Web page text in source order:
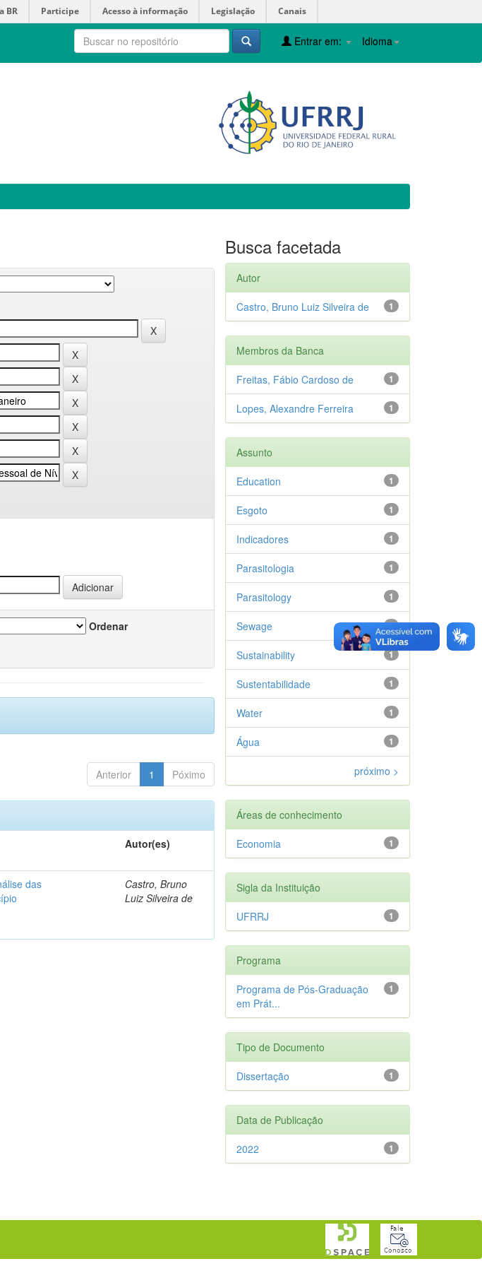
BR Participe Acesso à informação Legislação Canais
Idioma
Entrar em:
Ordenar
Anterior 1 Póximo
Autor(es)
das
Castro, Bruno
Luiz Silveira de
Busca facetada
Autor
1
Castro, Bruno Luiz Silveira de
Membros da Banca
1
Freitas, Fábio Cardoso de
1
Lopes, Alexandre Ferreira
Assunto
1
Education
1
Esgoto
1
Indicadores
1
Parasitologia
1
Parasitology
1
Sewage
1
Sustainability
1
Sustentabilidade
1
Water
1
Água
próximo >
Áreas de conhecimento
1
Economia
Sigla da Instituição
1
UFRRJ
Programa
1
Programa de Pós-Graduação
em Prát...
Tipo de Documento
1
Dissertação
Data de Publicação
1
2022